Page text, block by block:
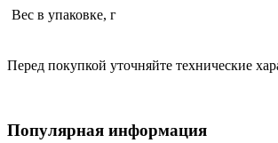
Вес в упаковке, г
Перед покупкой уточняйте технические
Популярная информация